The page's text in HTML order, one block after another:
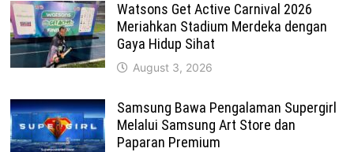
Watsons Get Active Carnival 2026
Meriahkan Stadium Merdeka dengan
Gaya Hidup Sihat
August 3, 2026
Samsung Bawa Pengalaman Supergirl
Melalui Samsung Art Store dan
Paparan Premium